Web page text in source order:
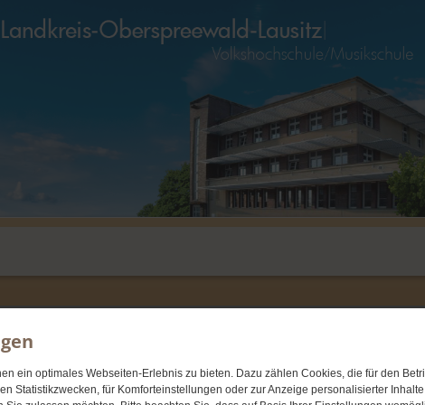
ein optimales Webseiten-Erlebnis zu bieten. Dazu zählen Cookies, die für den
Statistikzwecken, für Komforteinstellungen oder zur Anzeige personalisierter